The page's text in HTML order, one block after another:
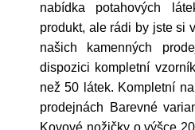
nabídka potahových
produkt, ale rádi by jste si
našich kamenných
dispozici kompletní
než 50 látek. Kompletní
prodejnách Barevné
Kovové nožičky o výšce